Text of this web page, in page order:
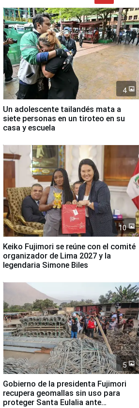
4
Un adolescente tailandés mata a
siete personas en un tiroteo en su
casa y escuela
10
Keiko Fujimori se reúne con el comité
organizador de Lima 2027 y la
legendaria Simone Biles
5
Gobierno de la presidenta Fujimori
recupera geomallas sin uso para
proteger Santa Eulalia ante